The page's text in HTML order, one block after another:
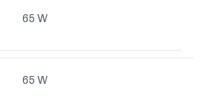
65 W
65 W